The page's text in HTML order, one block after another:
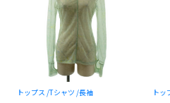
トップス /Tシャツ /長袖 トッ